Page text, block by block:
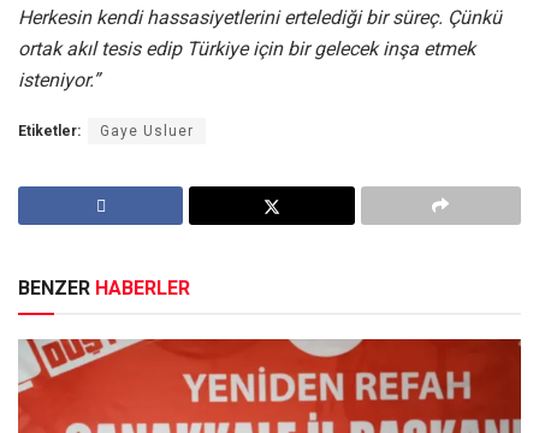
Herkesin kendi hassasiyetlerini ertelediği bir süreç. Çünkü
ortak akıl tesis edip Türkiye için bir gelecek inşa etmek
isteniyor.”
Etiketler: Gaye Usluer
BENZER HABERLER